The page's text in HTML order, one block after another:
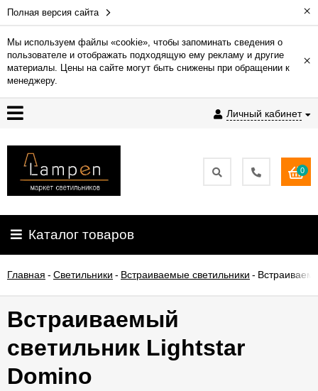
Полная версия сайта ×
Мы используем файлы «cookie», чтобы запоминать сведения о
пользователе и отображать подходящую ему рекламу и другие
материалы. Цены на сайте могут быть снижены при обращении к
менеджеру.
×
Личный кабинет
Гарантия
Доставка
и
Контакты
освещения
О
0
Каталог товаров
Главная - Светильники - Встраиваемые светильники -
Встраиваемый
светильник Lightstar
Domino